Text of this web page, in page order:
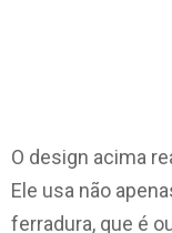
O design acima
Ele usa não
ferradura, que é